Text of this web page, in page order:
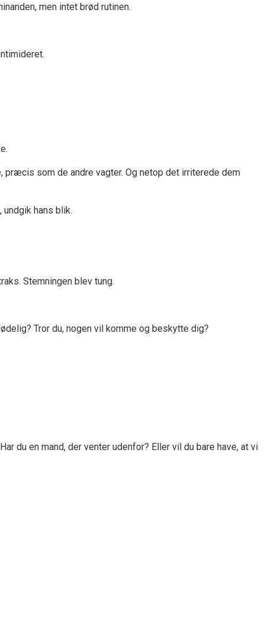
men intet brød rutinen.
som de andre vagter. Og netop det irriterede dem
hans blik.
Stemningen blev tung.
Tror du, nogen vil komme og beskytte dig?
du en mand, der venter udenfor? Eller vil du bare have, at vi